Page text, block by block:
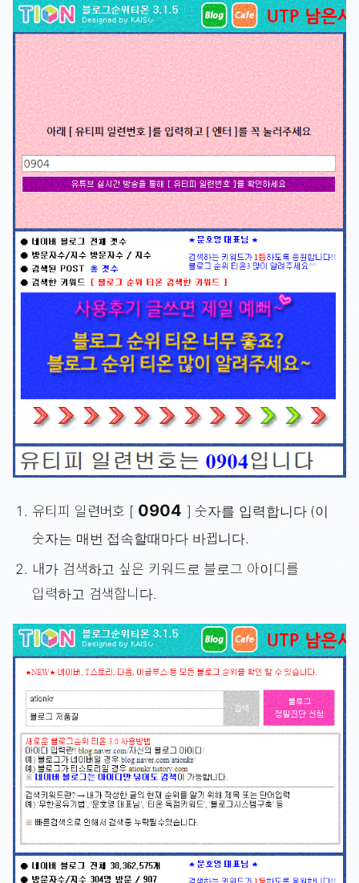
유티피 일련버호 [ 0904 ] 숫자를 입력합니다 (이
숫자는 매번 접속할때마다 바뀝니다.
내가 검색하고 싶은 키워드로 블로그 아이디를
입력하고 검색합니다.